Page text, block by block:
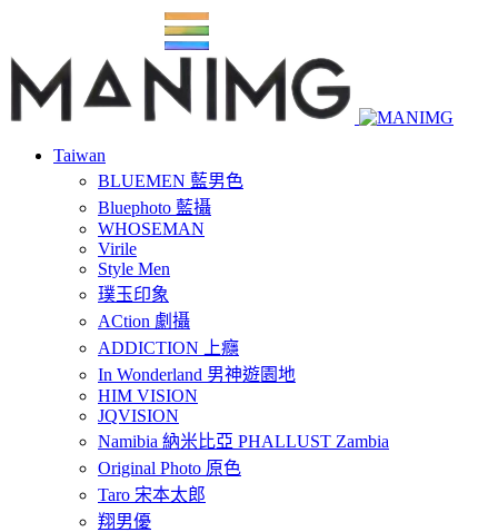
Taiwan
BLUEMEN 藍男色
Bluephoto 藍攝
WHOSEMAN
Virile
Style Men
璞玉印象
ACtion 劇攝
ADDICTION 上癮
In Wonderland 男神遊園地
HIM VISION
JQVISION
Namibia 納米比亞 PHALLUST Zambia
Original Photo 原色
Taro 宋本太郎
翔男優